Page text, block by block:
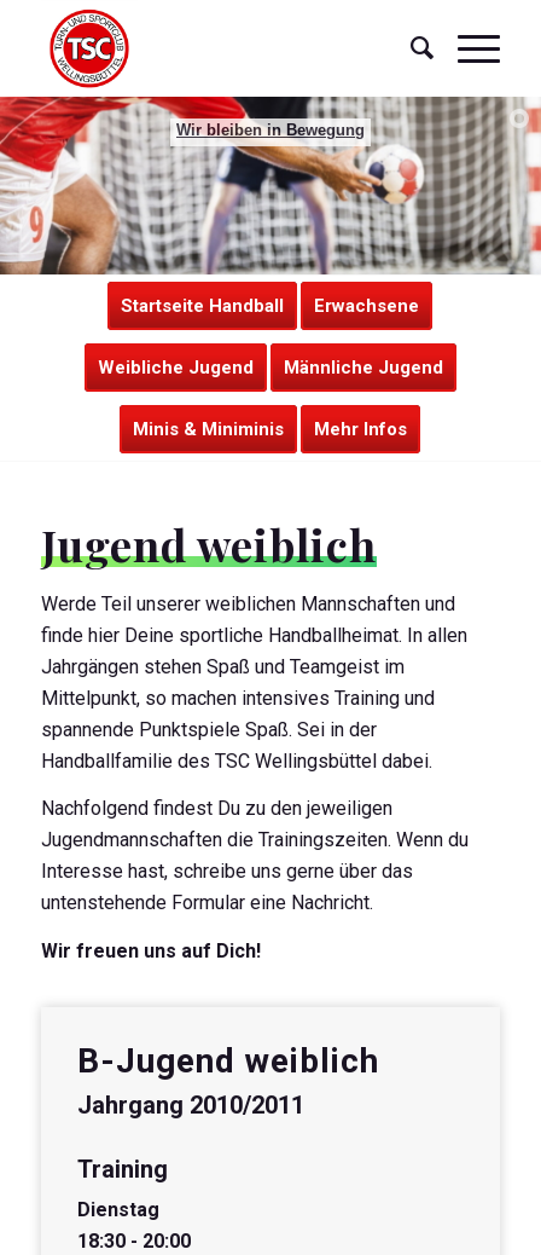
Wir bleiben in Bewegung
Startseite Handball Erwachsene
Weibliche Jugend Männliche Jugend
Minis & Miniminis Mehr Infos
Jugend weiblich
Werde Teil unserer weiblichen Mannschaften und
finde hier Deine sportliche Handballheimat. In allen
Jahrgängen stehen Spaß und Teamgeist im
Mittelpunkt, so machen intensives Training und
spannende Punktspiele Spaß. Sei in der
Handballfamilie des TSC Wellingsbüttel dabei.
Nachfolgend findest Du zu den jeweiligen
Jugendmannschaften die Trainingszeiten. Wenn du
Interesse hast, schreibe uns gerne über das
untenstehende Formular eine Nachricht.
Wir freuen uns auf Dich!
B-Jugend weiblich
Jahrgang 2010/2011
Training
Dienstag
18:30 - 20:00